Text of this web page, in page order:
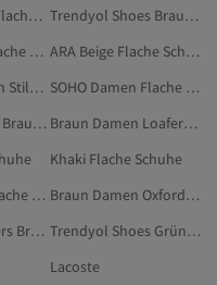
CLARKS Braun Flache Schuhe
Trendyol Shoes Braun Ballerinas
ARA Schwarz Flache Schuhe
ARA Beige Flache Schuhe
Fox Shoes Braun Stilettos
SOHO Damen Flache Schuhe
Trendyol Shoes Braun Freizeitschuhe
Braun Damen Loafer-Schuhe
Khaki Flache Schuhe
Beige Damen Flache Schuhe
Braun Damen Oxford-Schuhe
Capone Outfitters Braun Schuhe
Trendyol Shoes Grün Flache Schuhe
Lacoste